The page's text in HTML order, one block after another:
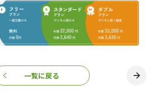
を目指す。
チカラ林業担い手確保育成推進事業」（同
造林事業を新たに始める森林所有者や事業体
安全衛生研修、資機材の導入などに必要な
就業者を対象に、１人当たり３年間で上限
でなく、今後も機会をとらえて追加対策を
上げていきたい」と話している。
（2023年５月10日取材）
一覧に戻る